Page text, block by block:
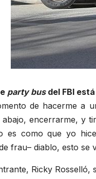
party busdel FBI
de hacerme a
encerrarme, y
es como que yo
frau– diablo, esto
Ricky Rosselló,